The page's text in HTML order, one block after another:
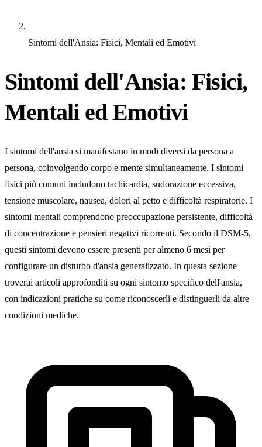
Sintomi dell'Ansia: Fisici, Mentali ed Emotivi
Sintomi dell'Ansia: Fisici,
Mentali ed Emotivi
I sintomi dell'ansia si manifestano in modi diversi da persona a
persona, coinvolgendo corpo e mente simultaneamente. I sintomi
fisici più comuni includono tachicardia, sudorazione eccessiva,
tensione muscolare, nausea, dolori al petto e difficoltà respiratorie. I
sintomi mentali comprendono preoccupazione persistente, difficoltà
di concentrazione e pensieri negativi ricorrenti. Secondo il DSM-5,
questi sintomi devono essere presenti per almeno 6 mesi per
configurare un disturbo d'ansia generalizzato. In questa sezione
troverai articoli approfonditi su ogni sintomo specifico dell'ansia,
con indicazioni pratiche su come riconoscerli e distinguerli da altre
condizioni mediche.